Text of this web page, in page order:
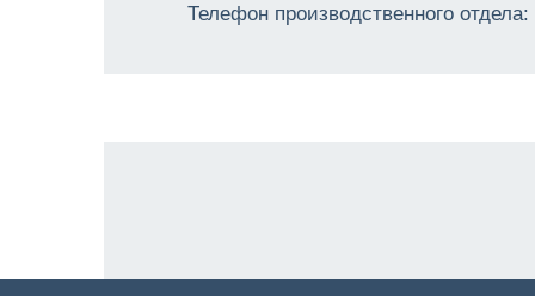
Телефон производственного